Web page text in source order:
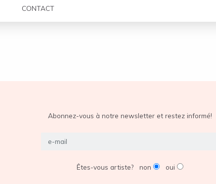
CONTACT
Abonnez-vous à notre newsletter et restez informé!
Êtes-vous artiste? non oui